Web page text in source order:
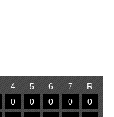
4 5 6 7
R
0 0 0 0
0